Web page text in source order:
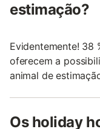
estimação?
Evidentemente! 38
oferecem a
animal de
Os holiday